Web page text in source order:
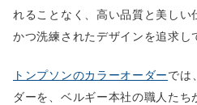
れることなく、高い品質と美し
かつ洗練されたデザインを追求し
トンプソンのカラーオーダーでは
ダーを、ベルギー本社の職人た